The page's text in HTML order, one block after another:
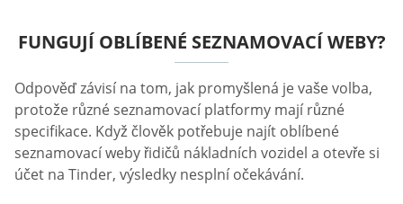
FUNGUJÍ OBLÍBENÉ SEZNAMOVACÍ WEBY?
Odpověď závisí na tom, jak promyšlená je vaše volba,
protože různé seznamovací platformy mají různé
specifikace. Když člověk potřebuje najít oblíbené
seznamovací weby řidičů nákladních vozidel a otevře si
účet na Tinder, výsledky nesplní očekávání.